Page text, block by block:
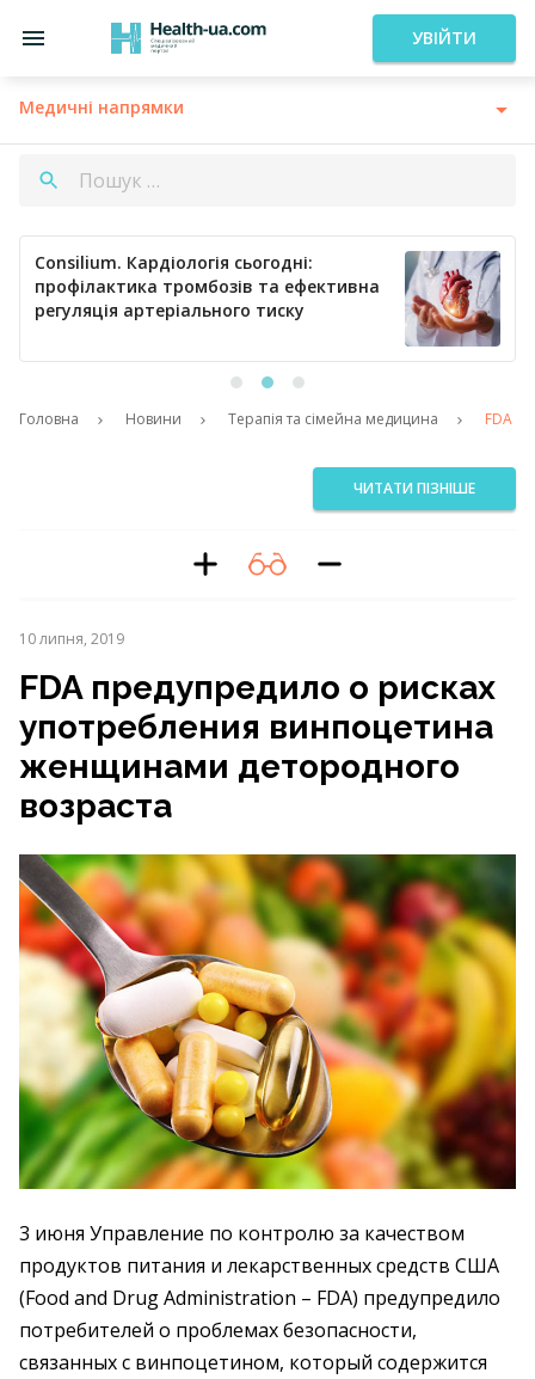
УВІЙТИ
Медичні напрямки
Consilium. Кардіологія сьогодні:
профілактика тромбозів та ефективна
регуляція артеріального тиску
Головна Новини Терапія та сімейна медицина FDA
ЧИТАТИ ПІЗНІШЕ
10 липня, 2019
FDA предупредило о рисках
употребления винпоцетина
женщинами детородного
возраста
3 июня Управление по контролю за качеством
продуктов питания и лекарственных средств США
(Food and Drug Administration – FDA) предупредило
потребителей о проблемах безопасности,
связанных с винпоцетином, который содержится